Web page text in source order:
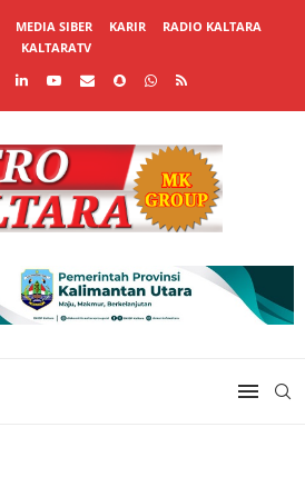
MEDIA SIBER KARIR
RADIO KALTARA
KALTARATV